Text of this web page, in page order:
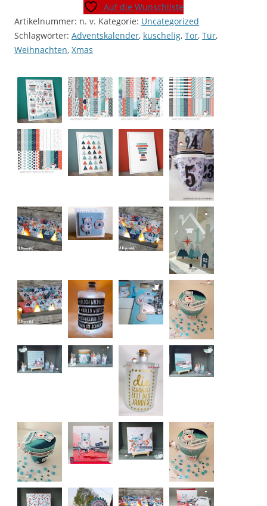
Auf die Wunschliste
Artikelnummer: n. v. Kategorie: Uncategorized
Schlagwörter: Adventskalender, kuschelig, Tor, Tür,
Weihnachten, Xmas